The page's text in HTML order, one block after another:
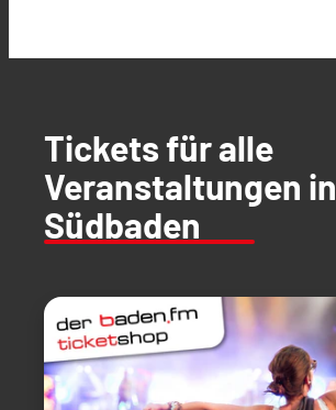
Tickets für alle
Veranstaltungen in
Südbaden